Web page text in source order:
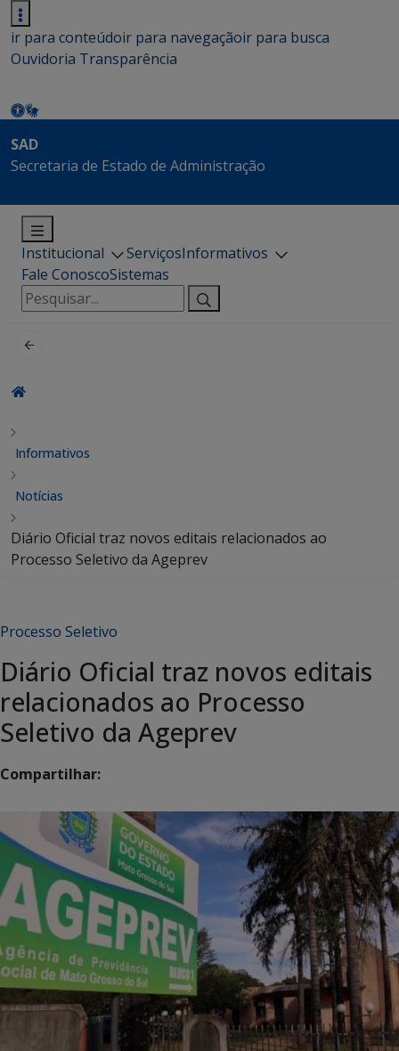
ir para conteúdoir para navegaçãoir para busca
Ouvidoria Transparência
SAD
Secretaria de Estado de Administração
Institucional ServiçosInformativos
Fale ConoscoSistemas
Pesquisar
por:
Informativos
Notícias
Diário Oficial traz novos editais relacionados ao
Processo Seletivo da Ageprev
Processo Seletivo
Diário Oficial traz novos editais
relacionados ao Processo
Seletivo da Ageprev
Compartilhar: